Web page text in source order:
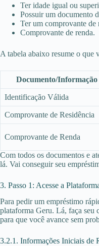
Ter idade igual ou
Possuir um documento
Ter um comprovante de
Comprovante de renda.
A tabela abaixo resume o que
Documento/Informação
Identificação Válida
Comprovante de Residência
Comprovante de Renda
Com todos os documentos e
lá. Vai conseguir seu
3. Passo 1: Acesse a
Para pedir um empréstimo
plataforma Geru. Lá, faça seu
para que você avance sem
3.2.1. Informações Iniciais de